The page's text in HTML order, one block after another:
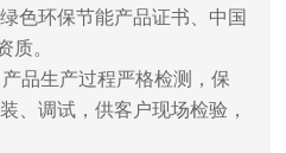
色环保节能产品证书、中国
质。
品生产过程严格检测，保
、调试，供客户现场检验，